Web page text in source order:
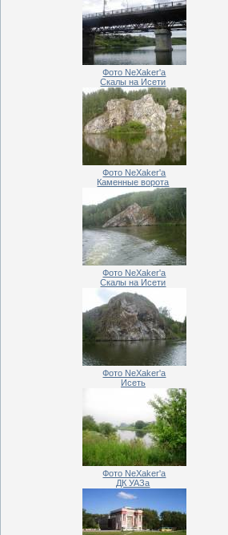
Фото NeXaker'a
Скалы на Исети
Фото NeXaker'a
Каменные ворота
Фото NeXaker'a
Скалы на Исети
Фото NeXaker'a
Исеть
Фото NeXaker'a
ДК УАЗа